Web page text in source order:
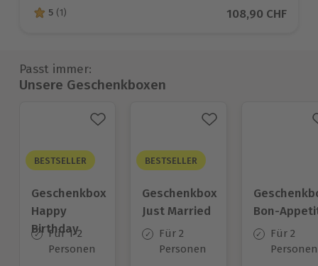
5 von 5 Sternen basierend auf 1 Bewertungen
5 (1) Aktueller Preis
108,90 CHF
Passt immer:
Unsere Geschenkboxen
BESTSELLER
Geschenkbox
Happy
Birthday
Für 1-2
Personen
BESTSELLER
Geschenkbox
Just Married
Für 2
Personen
Bon-
Für 2
Personen